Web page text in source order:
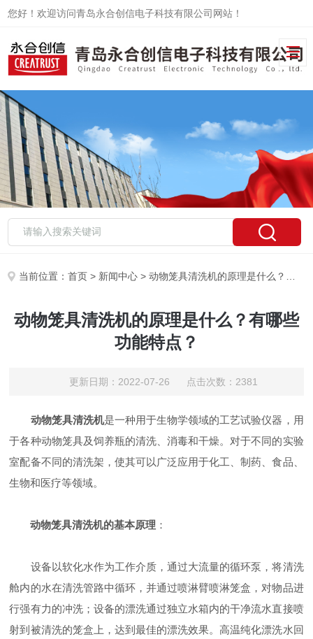
您好！欢迎访问青岛永合创信电子科技有限公司网站！
当前位置：首页 > 新闻中心 > 动物笼具清洗机的原理是什么？有哪些功能特点？
动物笼具清洗机的原理是什么？有哪些
功能特点？
更新日期：2022-07-26 点击次数：2381
动物笼具清洗机是一种用于生物学领域的工艺试验仪器，用
于各种动物笼具及饲养瓶的清洗、消毒和干燥。对于不同的实验
室配备不同的清洗架，使其可以广泛应用于化工、制药、食品、
生物和医疗等领域。
动物笼具清洗机的基本原理 ：
设备以软化水作为工作介质，通过大流量的循环泵，将清洗
舱内的水在清洗管路中循环，并通过喷淋臂喷淋笼盒，对物品进
行强有力的冲洗；设备的漂洗通过独立水箱内的干净流水直接喷
射到被清洗的笼盒上，达到最佳的漂洗效果。高温纯化漂洗水回